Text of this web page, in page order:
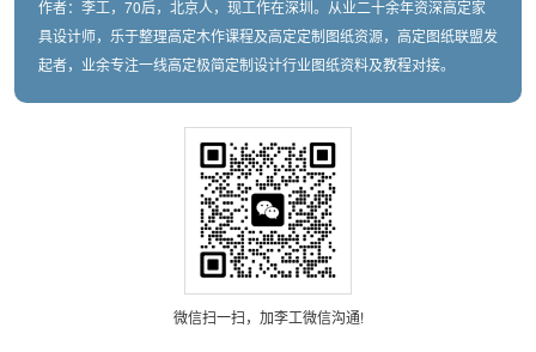
作者：李工，70后，北京人，现工作在深圳。从业二十余年资深高定家
具设计师，乐于整理高定木作课程及高定定制图纸资源，高定图纸联盟发
起者，业余专注一线高定极简定制设计行业图纸资料及教程对接。
微信扫一扫，加李工微信沟通!